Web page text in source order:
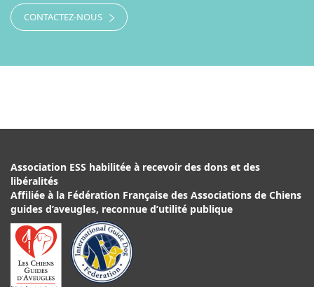
CONTACTEZ-NOUS
Association ESS habilitée à recevoir des dons et des
libéralités
Affiliée à la Fédération Française des Associations de Chiens
guides d’aveugles, reconnue d’utilité publique